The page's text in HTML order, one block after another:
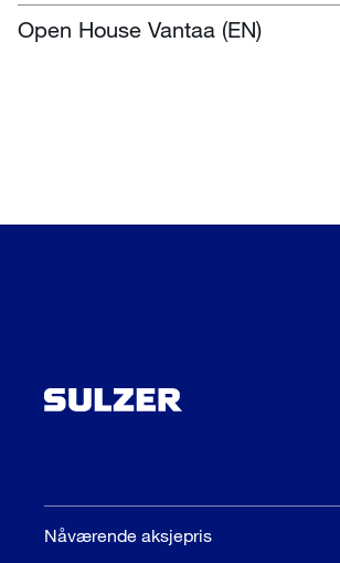
Open House Vantaa (EN)
Nåværende aksjepris